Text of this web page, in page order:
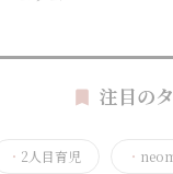
注目の
・ 2人目育児 ・